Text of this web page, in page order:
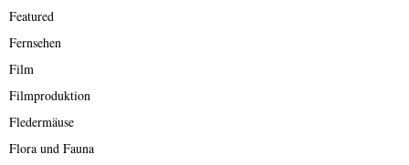
Featured
Fernsehen
Film
Filmproduktion
Fledermäuse
Flora und Fauna